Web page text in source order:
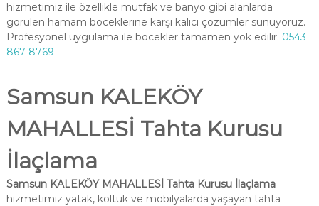
hizmetimiz ile özellikle mutfak ve banyo gibi alanlarda
görülen hamam böceklerine karşı kalıcı çözümler sunuyoruz.
Profesyonel uygulama ile böcekler tamamen yok edilir. 0543
867 8769
Samsun KALEKÖY
MAHALLESİ Tahta Kurusu
İlaçlama
Samsun KALEKÖY MAHALLESİ Tahta Kurusu İlaçlama
hizmetimiz yatak, koltuk ve mobilyalarda yaşayan tahta